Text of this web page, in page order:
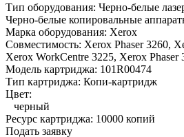
Тип оборудования: Черно-белые
Черно-белые копировальные
Марка оборудования: Xerox
Совместимость: Xerox Phaser 3260,
Xerox WorkCentre 3225, Xerox Phaser
Модель картриджа: 101R00474
Тип картриджа: Копи-картридж
Цвет:
черный
Ресурс картриджа: 10000 копий
Подать заявку